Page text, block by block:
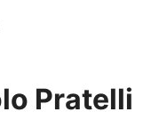
Pratelli